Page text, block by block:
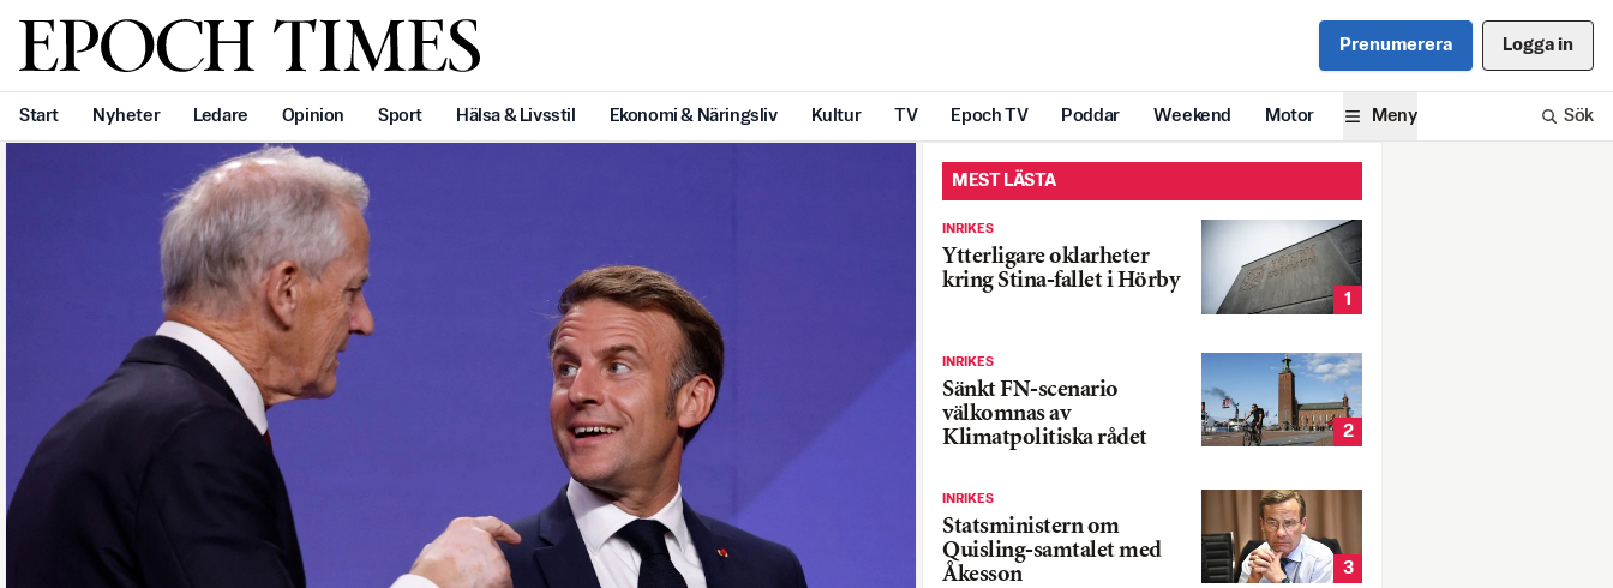
Svenska Epoch Times Prenumerera Logga in
Start Nyheter Ledare Opinion Sport Hälsa & Livsstil Ekonomi & Näringsliv Kultur TV Epoch TV Poddar Weekend Motor Meny Sök
MEST LÄSTA
INRIKES
Ytterligare oklarheter
kring Stina-fallet i Hörby
1
INRIKES
Sänkt FN-scenario
välkomnas av
Klimatpolitiska rådet
2
INRIKES
Statsministern om
Quisling-samtalet med
Åkesson
3